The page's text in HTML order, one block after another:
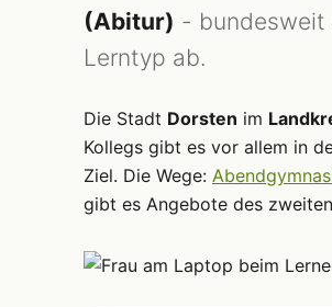
(Abitur) - bundesweit
Lerntyp ab.
Die Stadt Dorsten im
Kollegs gibt es vor allem in
Ziel. Die Wege:
gibt es Angebote des